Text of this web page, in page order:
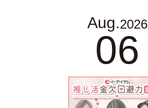
Aug.2026
06